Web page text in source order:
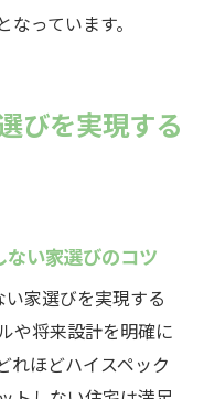
っています。
びを実現する
い家選びのコツ
家選びを実現する
や将来設計を明確に
れほどハイスペック